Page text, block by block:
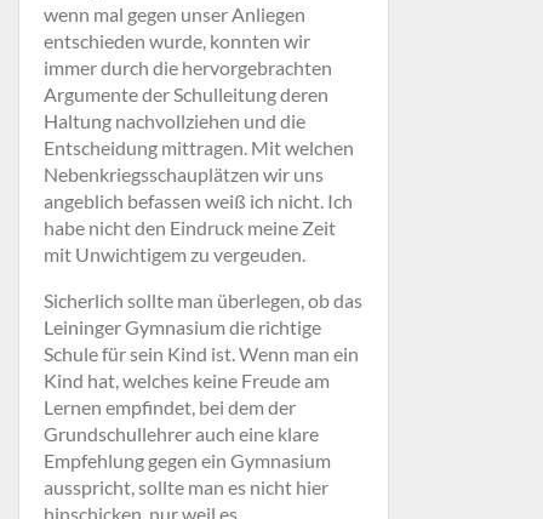
wenn mal gegen unser Anliegen
entschieden wurde, konnten wir
immer durch die hervorgebrachten
Argumente der Schulleitung deren
Haltung nachvollziehen und die
Entscheidung mittragen. Mit welchen
Nebenkriegsschauplätzen wir uns
angeblich befassen weiß ich nicht. Ich
habe nicht den Eindruck meine Zeit
mit Unwichtigem zu vergeuden.
Sicherlich sollte man überlegen, ob das
Leininger Gymnasium die richtige
Schule für sein Kind ist. Wenn man ein
Kind hat, welches keine Freude am
Lernen empfindet, bei dem der
Grundschullehrer auch eine klare
Empfehlung gegen ein Gymnasium
ausspricht, sollte man es nicht hier
hinschicken, nur weil es